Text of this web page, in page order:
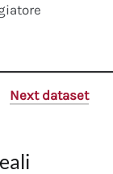
Next dataset